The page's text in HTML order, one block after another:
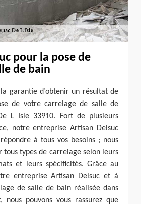
pour la pose de
de bain
garantie d’obtenir un résultat de
de votre carrelage de salle de
L Isle 33910. Fort de plusieurs
notre entreprise Artisan Delsuc
à tous vos besoins ; nous
tous types de carrelage selon leurs
et leurs spécificités. Grâce au
entreprise Artisan Delsuc et à
de salle de bain réalisée dans
nous pouvons vous rassurez que